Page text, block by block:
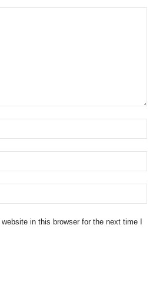
in this browser for the next time I